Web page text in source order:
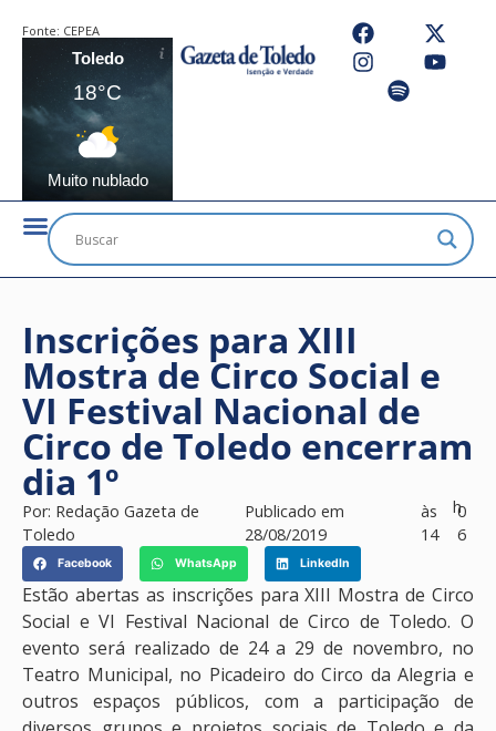
Fonte: CEPEA
Toledo
18°C
Muito nublado
Inscrições para XIII
Mostra de Circo Social e
VI Festival Nacional de
Circo de Toledo encerram
dia 1º
Por: Redação Gazeta de
Toledo
Publicado em
28/08/2019
às
14
h0
6
Facebook WhatsApp LinkedIn
Estão abertas as inscrições para XIII Mostra de Circo
Social e VI Festival Nacional de Circo de Toledo. O
evento será realizado de 24 a 29 de novembro, no
Teatro Municipal, no Picadeiro do Circo da Alegria e
outros espaços públicos, com a participação de